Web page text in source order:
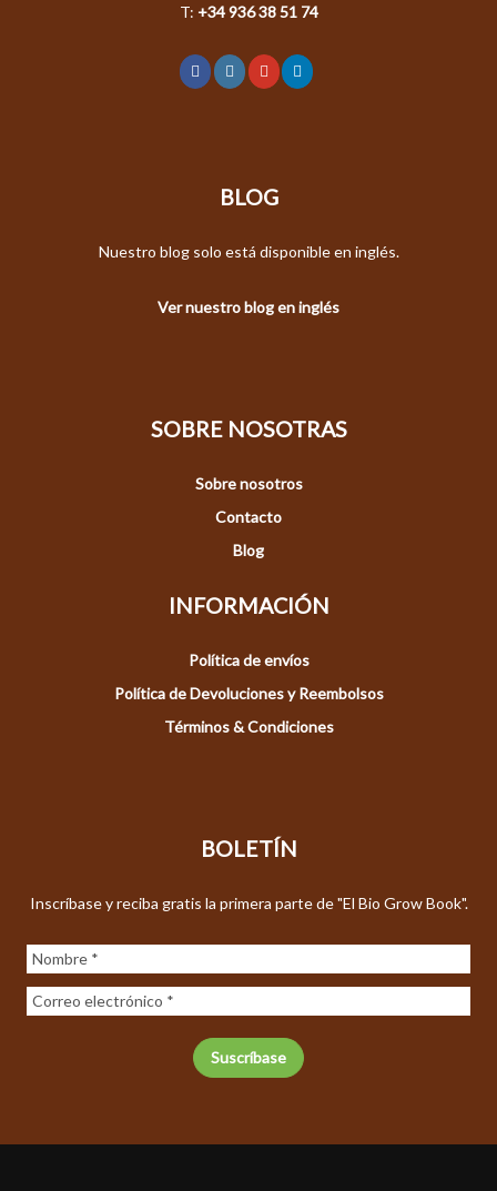
T: +34 936 38 51 74
BLOG
Nuestro blog solo está disponible en inglés.
Ver nuestro blog en inglés
SOBRE NOSOTRAS
Sobre nosotros
Contacto
Blog
INFORMACIÓN
Política de envíos
Política de Devoluciones y Reembolsos
Términos & Condiciones
BOLETÍN
Inscríbase y reciba gratis la primera parte de "El Bio Grow Book".